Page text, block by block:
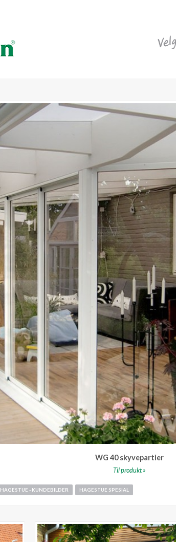
WG 40 skyvepartier
Til produkt »
HAGESTUE - KUNDEBILDER HAGESTUE SPESIAL